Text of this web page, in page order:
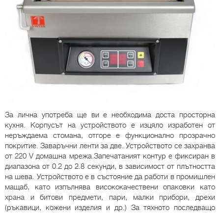
За лична употреба ще ви е необходима доста просторна
кухня. Корпусът на устройството е изцяло изработен от
неръждаема стомана, отгоре е функционално прозрачно
покритие. Заваръчни ленти за две. Устройството се захранва
от 220 V домашна мрежа.Запечатаният контур е фиксиран в
диапазона от 0.2 до 2.8 секунди, в зависимост от плътността
на шева. Устройството е в състояние да работи в промишлен
мащаб, като изпълнява висококачествени опаковки като
храна и битови предмети, пари, малки прибори, дрехи
(ръкавици, кожени изделия и др.) За тяхното последващо